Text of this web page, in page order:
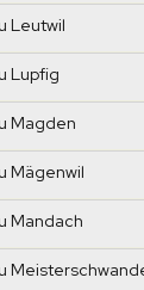
Leutwil
Lupfig
Magden
Mägenwil
Mandach